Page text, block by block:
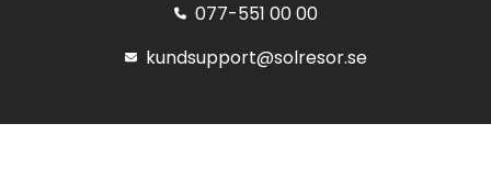
077-551 00 00
kundsupport@solresor.se